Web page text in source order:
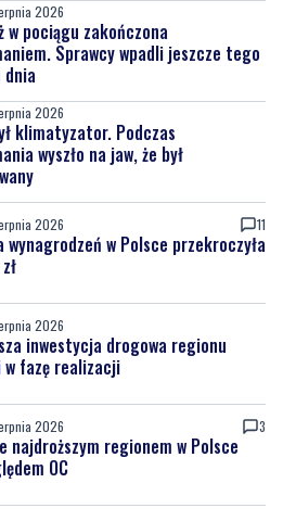
2026
w pociągu zakończona
Sprawcy wpadli jeszcze tego
dnia
2026
klimatyzator. Podczas
wyszło na jaw, że był
2026 11
wynagrodzeń w Polsce przekroczyła
2026
inwestycja drogowa regionu
w fazę realizacji
2026 3
najdroższym regionem w Polsce
OC